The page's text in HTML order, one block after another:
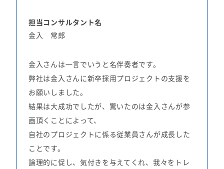
担当コンサルタント名
金入 常郎
金入さんは一言でいうと名伴奏者です。
弊社は金入さんに新卒採用プロジェクトの支援を
お願いしました。
結果は大成功でしたが、驚いたのは金入さんが参
画頂くことによって、
自社のプロジェクトに係る従業員さんが成長した
ことです。
論理的に促し、気付きを与えてくれ、我々をトレ